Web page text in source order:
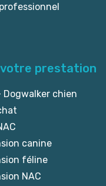
votre prestation
chien
canine
féline
NAC